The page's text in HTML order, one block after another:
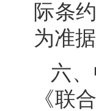
际条
为准据
六
《联